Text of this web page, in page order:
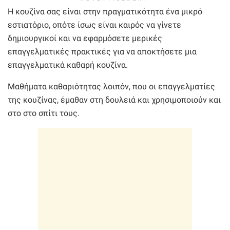
Η κουζίνα σας είναι στην πραγματικότητα ένα μικρό
εστιατόριο, οπότε ίσως είναι καιρός να γίνετε
δημιουργικοί και να εφαρμόσετε μερικές
επαγγελματικές πρακτικές για να αποκτήσετε μια
επαγγελματικά καθαρή κουζίνα.
Μαθήματα καθαριότητας λοιπόν, που οι επαγγελματίες
της κουζίνας, έμαθαν στη δουλειά και χρησιμοποιούν και
στο στο σπίτι τους.